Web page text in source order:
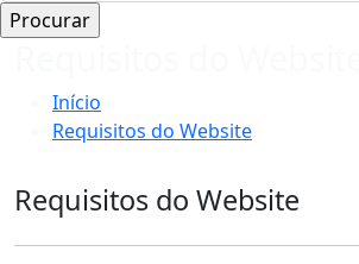
Início
Requisitos do Website
Requisitos do Website